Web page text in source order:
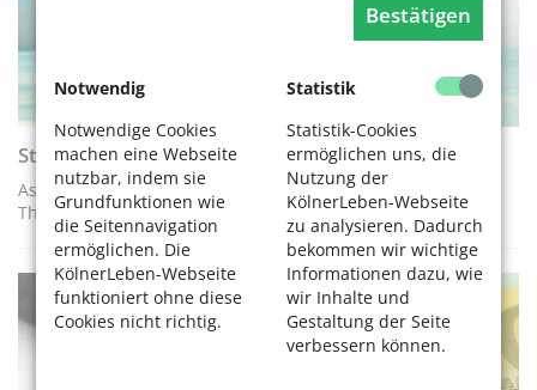
Bestätigen
Notwendig
Notwendige Cookies
machen eine Webseite
nutzbar, indem sie
Grundfunktionen wie
die Seitennavigation
ermöglichen. Die
KölnerLeben-Webseite
funktioniert ohne diese
Cookies nicht richtig.
Statistik
Statistik-Cookies
ermöglichen uns, die
Nutzung der
KölnerLeben-Webseite
zu analysieren. Dadurch
bekommen wir wichtige
Informationen dazu, wie
wir Inhalte und
Gestaltung der Seite
verbessern können.
Sterbehilfe – Mit Hilfe zum Ende
Assistierter Selbstmord – ein Einblick in ein schwieriges
Thema
RECHT